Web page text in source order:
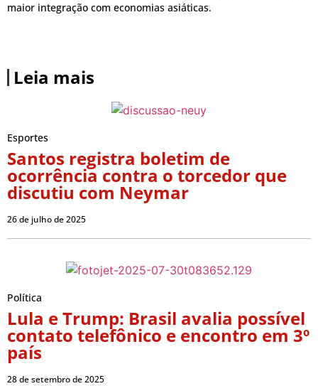
maior integração com economias asiáticas.
Leia mais
Esportes
Santos registra boletim de
ocorrência contra o torcedor que
discutiu com Neymar
26 de julho de 2025
Política
Lula e Trump: Brasil avalia possível
contato telefônico e encontro em 3º
país
28 de setembro de 2025